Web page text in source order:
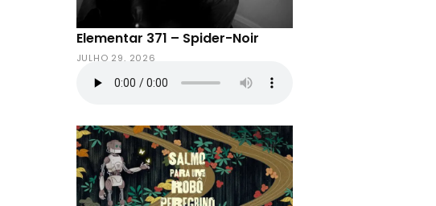
Elementar 371 – Spider-Noir
JULHO 29, 2026